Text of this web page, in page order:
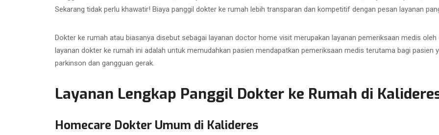
Sekarang tidak perlu khawatir! Biaya panggil dokter ke rumah lebih transparan dan kompetitif dengan pesan layanan
Dokter ke rumah atau biasanya disebut sebagai layanan doctor home visit merupakan layanan pemeriksaan medis
layanan dokter ke rumah ini adalah untuk memudahkan pasien mendapatkan pemeriksaan medis terutama bagi
parkinson dan gangguan gerak.
Layanan Lengkap Panggil Dokter ke Rumah di
Homecare Dokter Umum di Kalideres